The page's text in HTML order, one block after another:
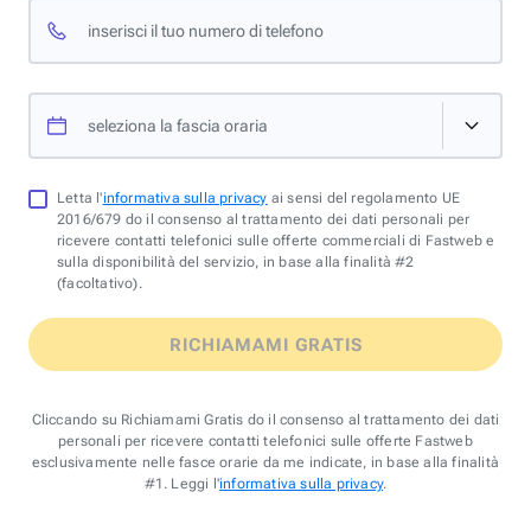
inserisci il tuo numero di telefono
seleziona la fascia oraria
Letta l'informativa sulla privacy ai sensi del regolamento UE
2016/679 do il consenso al trattamento dei dati personali per
ricevere contatti telefonici sulle offerte commerciali di Fastweb e
sulla disponibilità del servizio, in base alla finalità #2
(facoltativo).
RICHIAMAMI GRATIS
Cliccando su Richiamami Gratis do il consenso al trattamento dei dati
personali per ricevere contatti telefonici sulle offerte Fastweb
esclusivamente nelle fasce orarie da me indicate, in base alla finalità
#1. Leggi l'informativa sulla privacy.